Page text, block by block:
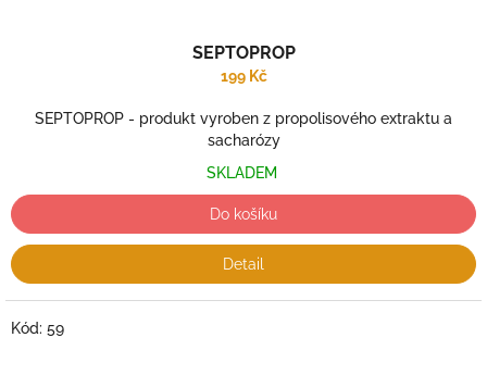
SEPTOPROP
199 Kč
SEPTOPROP - produkt vyroben z propolisového extraktu a
sacharózy
SKLADEM
Do košíku
Detail
Kód: 59